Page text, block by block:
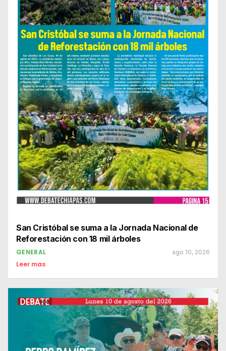
San Cristóbal se suma a la Jornada Nacional de
Reforestación con 18 mil árboles
GENERAL ago 10, 2026
Leer mas